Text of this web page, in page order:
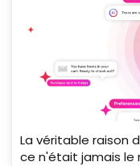
La véritable raison
ce n'était jamais le